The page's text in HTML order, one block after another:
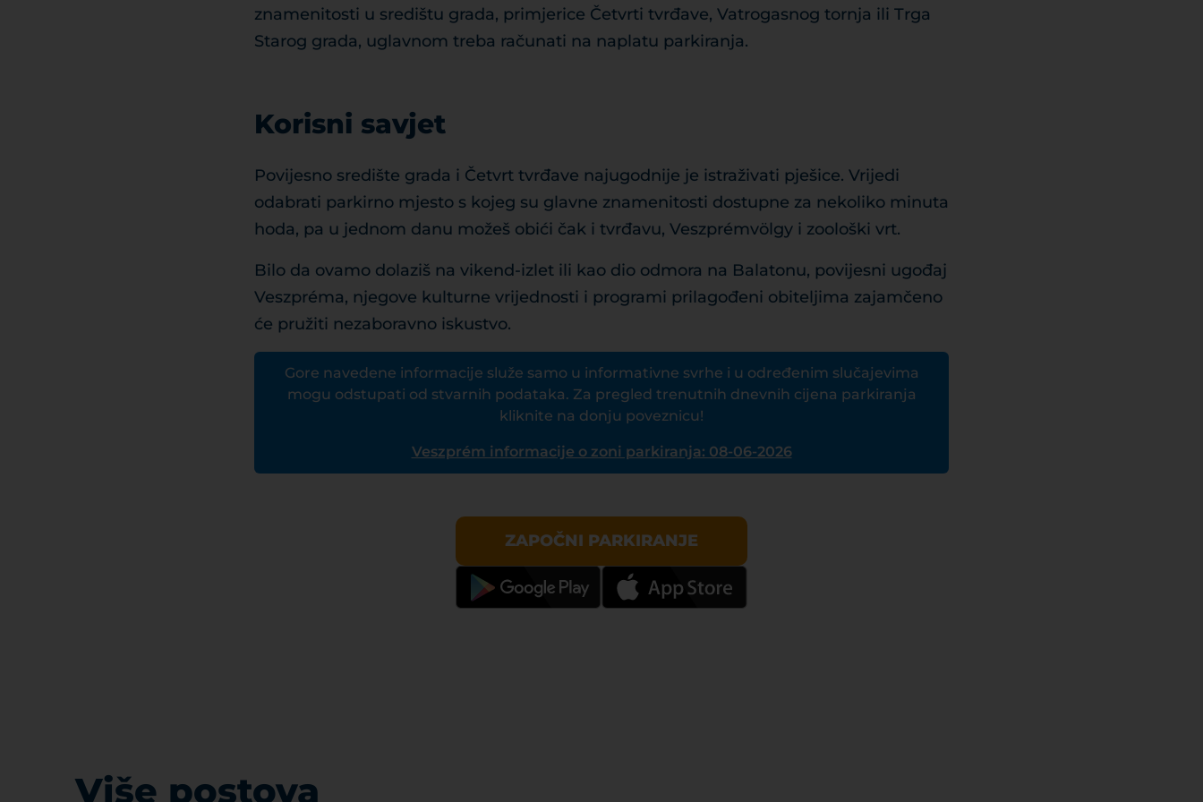
znamenitosti u središtu grada, primjerice Četvrti tvrđave, Vatrogasnog tornja ili Trga
Starog grada, uglavnom treba računati na naplatu parkiranja.
Korisni savjet
Povijesno središte grada i Četvrt tvrđave najugodnije je istraživati pješice. Vrijedi
odabrati parkirno mjesto s kojeg su glavne znamenitosti dostupne za nekoliko minuta
hoda, pa u jednom danu možeš obići čak i tvrđavu, Veszprémvölgy i zoološki vrt.
Bilo da ovamo dolaziš na vikend-izlet ili kao dio odmora na Balatonu, povijesni ugođaj
Veszpréma, njegove kulturne vrijednosti i programi prilagođeni obiteljima zajamčeno
će pružiti nezaboravno iskustvo.
Gore navedene informacije služe samo u informativne svrhe i u određenim slučajevima
mogu odstupati od stvarnih podataka. Za pregled trenutnih dnevnih cijena parkiranja
kliknite na donju poveznicu!
Veszprém informacije o zoni parkiranja: 08-06-2026
ZAPOČNI PARKIRANJE
Više postova